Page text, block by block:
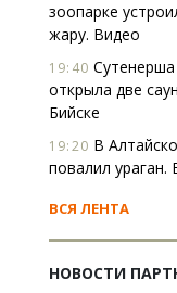
зоопарке
жару. Видео
19:40
открыла две
Бийске
19:20 В
повалил ураган.
ВСЯ ЛЕНТА
НОВОСТИ